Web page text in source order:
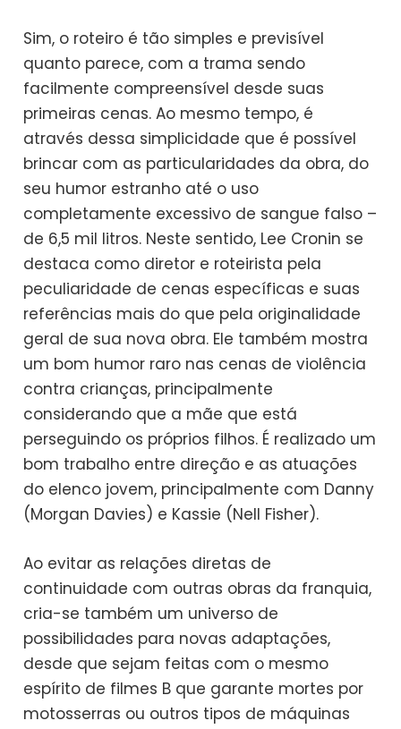
Sim, o roteiro é tão simples e previsível
quanto parece, com a trama sendo
facilmente compreensível desde suas
primeiras cenas. Ao mesmo tempo, é
através dessa simplicidade que é possível
brincar com as particularidades da obra, do
seu humor estranho até o uso
completamente excessivo de sangue falso –
de 6,5 mil litros. Neste sentido, Lee Cronin se
destaca como diretor e roteirista pela
peculiaridade de cenas específicas e suas
referências mais do que pela originalidade
geral de sua nova obra. Ele também mostra
um bom humor raro nas cenas de violência
contra crianças, principalmente
considerando que a mãe que está
perseguindo os próprios filhos. É realizado um
bom trabalho entre direção e as atuações
do elenco jovem, principalmente com Danny
(Morgan Davies) e Kassie (Nell Fisher).
Ao evitar as relações diretas de
continuidade com outras obras da franquia,
cria-se também um universo de
possibilidades para novas adaptações,
desde que sejam feitas com o mesmo
espírito de filmes B que garante mortes por
motosserras ou outros tipos de máquinas